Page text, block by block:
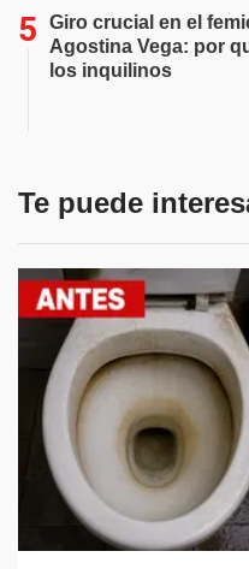
Giro crucial en el
Agostina Vega: por
los inquilinos
Te puede